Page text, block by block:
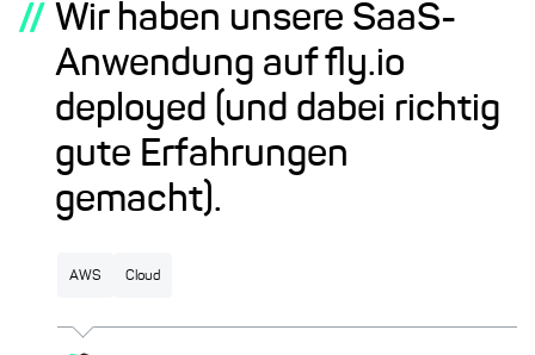
// Wir haben unsere SaaS-
Anwendung auf fly.io
deployed (und dabei richtig
gute Erfahrungen
gemacht).
AWS Cloud